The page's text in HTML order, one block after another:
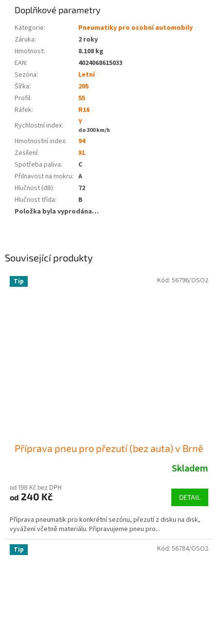
Související produkty
Tip
Příprava pneu pro přezutí (bez auta) v Brně
Skladem
od 198 Kč bez DPH
od 240 Kč DETAIL
Příprava pneumatik pro konkrétní sezónu, přezutí z disku na disk,
vyvážení včetně materiálu. Připravujeme pneu pro...
Kód: 56796/OSO2
Tip Kód: 56784/OSO2
Doplňkové parametry
Kategorie:
Pneumatiky pro osobní automobily
Záruka:
2 roky
Hmotnost:
8.108 kg
EAN:
4024068615033
Sezóna:
Letní
Šířka:
205
Profil:
55
Ráfek:
R16
Rychlostní index:
Y
do 300 km/h
Hmotnostní index:
94
Zesílení:
XL
Spotřeba paliva:
C
Přilnavost na mokru: A
Hlučnost (dB):
72
Hlučnost třída:
B
Položka byla vyprodána…